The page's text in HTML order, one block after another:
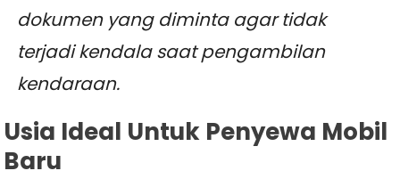
dokumen yang diminta agar tidak
terjadi kendala saat pengambilan
kendaraan.
Usia Ideal Untuk Penyewa Mobil
Baru